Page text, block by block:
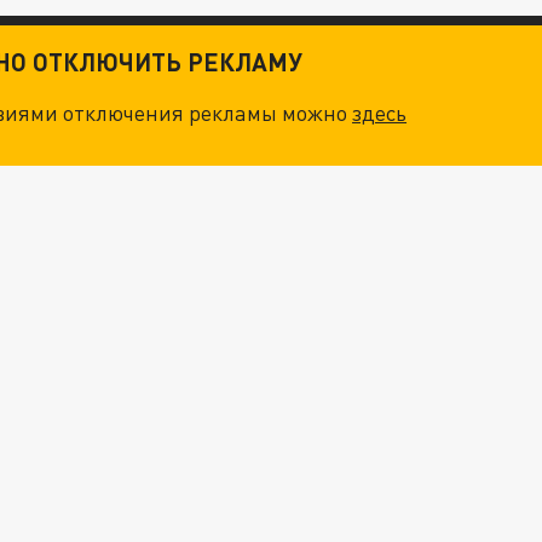
ОТКЛЮЧИТЬ РЕКЛАМУ
отключения рекламы можноздесь